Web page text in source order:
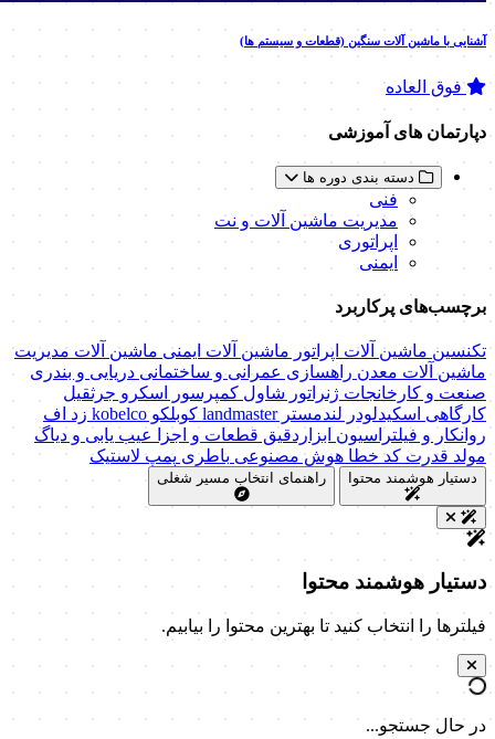
آشنایی با ماشین آلات سنگین (قطعات و سیستم ها)
فوق العاده
دپارتمان های آموزشی
دسته بندی دوره ها
فنی
مدیریت ماشین آلات و نت
اپراتوری
ایمنی
برچسب‌های پرکاربرد
تکنسین ماشین آلات اپراتور ماشین آلات ایمنی ماشین آلات مدیریت
ماشین آلات معدن راهسازی عمرانی و ساختمانی دریایی و بندری
صنعت و کارخانجات ژنراتور شاول کمپرسور اسکرو جرثقیل
کارگاهی اسکیدلودر لندمسترlandmaster کوبلکو kobelco زد اف
روانکار و فیلتراسیونابزاردقیق قطعات و اجزا
عیب یابی و دیاگ
مولد قدرت کد خطا هوش مصنوعی باطری پمپ لاستیک
دستیار هوشمند محتوا راهنمای انتخاب مسیر شغلی
دستیار هوشمند محتوا
فیلترها را انتخاب کنید تا بهترین محتوا را بیابیم.
در حال جستجو...